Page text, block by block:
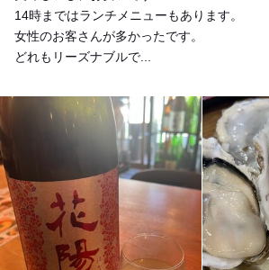
14時まではランチメニューもあります。
女性のお客さんが多かったです。
どれもリーズナブルで...